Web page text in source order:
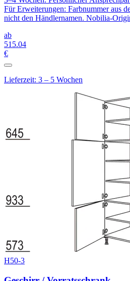
Für Erweiterungen: Farbnummer aus
nicht den Händlernamen. Nobilia-
ab
515.04
€
Lieferzeit: 3 – 5 Wochen
H50-3